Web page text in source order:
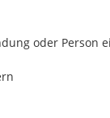
oder Person